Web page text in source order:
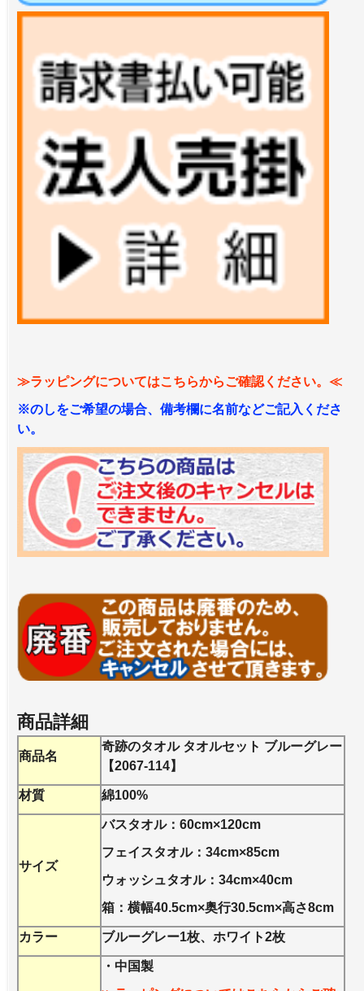
≫ラッピングについてはこちらからご確認ください。≪
※のしをご希望の場合、備考欄に名前などご記入くださ
い。
商品詳細
商品名
奇跡のタオル タオルセット ブルーグレー
【2067-114】
材質 綿100%
サイズ
バスタオル：60cm×120cm
フェイスタオル：34cm×85cm
ウォッシュタオル：34cm×40cm
箱：横幅40.5cm×奥行30.5cm×高さ8cm
カラー ブルーグレー1枚、ホワイト2枚
・中国製